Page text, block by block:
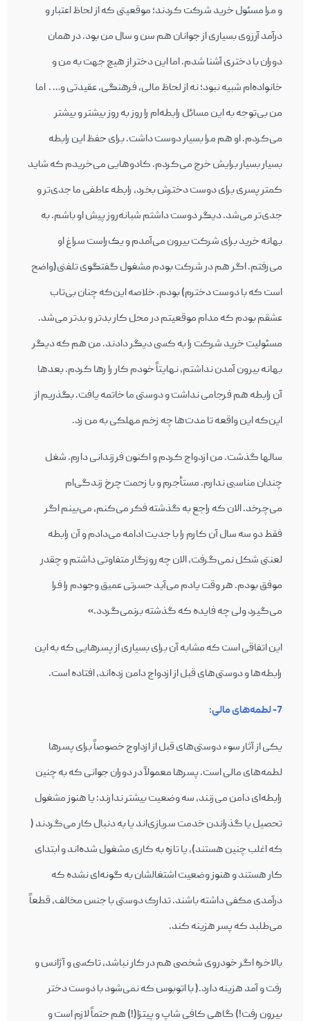
و مرا مسئول خرید شرکت کردند؛ موقعیتی که از لحاظ اعتبار و
درآمد آرزوی بسیاری از جوانان هم سن و سال من بود. در همان
دوران با دختری آشنا شدم. اما این دختر از هیچ جهت به من و
خانواده‌ام شبیه نبود؛ نه از لحاظ مالی، فرهنگی، عقیدتی و… . اما
من بی‌توجه به این مسائل رابطه‌ام را روز به روز بیشتر و بیشتر
می‌‎کردم. او هم مرا بسیار دوست داشت. برای حفظ این رابطه
بسیار بسیار برایش خرج می‌کردم. کادوهایی می‌خریدم که شاید
کمتر پسری برای دوست دخترش بخرد، رابطه عاطفی ما جدی‌تر و
جدی‌تر می‌شد. دیگر دوست داشتم شبانه‌‎روز پیش او باشم. به
بهانه خرید برای شرکت بیرون می‌آمدم و یک‌راست سراغ او
می‌‎رفتم. اگر هم در شرکت بودم مشغول گفتگوی تلفنی(واضح
است که با دوست دخترم) بودم. خلاصه این‌که چنان بی‌تاب
عشقم بودم که مدام موقعیتم در محل کار بدتر و بدتر می‌‎شد.
مسئولیت خرید شرکت را به کسی دیگر دادند. من هم که دیگر
بهانه بیرون آمدن نداشتم، نهایتاً خودم کار را رها کردم. بعدها
آن رابطه هم فرجامی نداشت و دوستی ما خاتمه یافت. بگذریم از
این‌که این واقعه تا مدت‌ها چه زخم مهلکی به من زد.
سال‎ها گذشت. من ازدواج کردم و اکنون فرزندانی دارم. شغل
چندان مناسبی ندارم. مستأجرم و با زحمت چرخ زندگی‌‎ام
می‌چرخد. الان که راجع به گذشته فکر می‌کنم، می‌بینم اگر
فقط دو سه سال آن کارم را با جدیت ادامه می‌‎دادم و آن رابطه
لعنتی شکل نمی‌گرفت، الان چه روزگار متفاوتی داشتم و چقدر
موفق بودم. هر وقت یادم می‌آید حسرتی عمیق وجودم را فرا
می‌گیرد ولی چه فایده که گذشته برنمی‌گردد.»
این اتفاقی است که مشابه آن برای بسیاری از پسرهایی که به این
رابطه‌ها و دوستی‌های قبل از ازدواج دامن زده‌اند، افتاده است.
7- لطمه‌های مالی:
یکی از آثار سوء دوستی‌های قبل از ازداوج خصوصاً برای پسرها
لطمه‌های مالی است. پسرها معمولاً در دوران جوانی که به چنین
رابطه‌ای دامن می‌‎زنند، سه وضعیت بیشتر ندارند: یا هنوز مشغول
تحصیل یا گذراندن خدمت سربازی‌اند یا به دنبال کار می‌‎گردند (
که اغلب چنین هستند)، یا تازه به کاری مشغول شده‌اند و ابتدای
کار هستند و هنوز وضعیت اشتغالشان به گونه‌‎ای نشده که
درآمدی مکفی داشته باشند. تدارک دوستی با جنس مخالف، قطعاً
می‌‎طلبد که پسر هزینه کند.
بالاخره اگر خودروی شخصی هم در کار نباشد، تاکسی و آژانس و
رفت و آمد هزینه دارد.( با اتوبوس که نمی‌‎شود با دوست دختر
بیرون رفت!) گاهی کافی شاپ و پیتزا(!) هم حتماً لازم است و